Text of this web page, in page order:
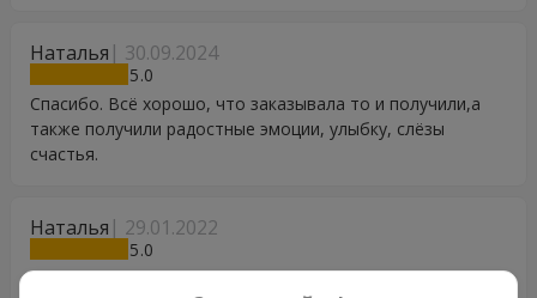
Наталья 30.09.2024
5
Спасибо. Всё хорошо, что заказывала то и получили,а
также получили радостные эмоции, улыбку, слёзы
счастья.
Наталья 29.01.2022
5
Букет доставили вовремя, цветы свежие! По моей